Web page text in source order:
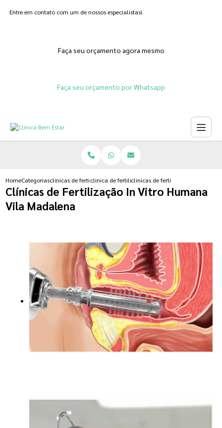
Entre em contato com um de nossos especialistas!
Faça seu orçamento agora mesmo
Faça seu orçamento por Whatsapp
HomeCategoriasclinicas de fertilizacoesclinica de fertilizacao femininaclinicas de fertilizacao in vitro
Clínicas de Fertilização In Vitro Humana
Vila Madalena